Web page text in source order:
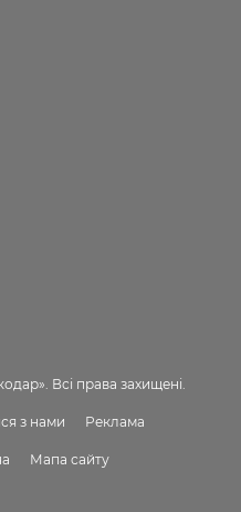
Всі права захищені.
з нами Реклама
Мапа сайту